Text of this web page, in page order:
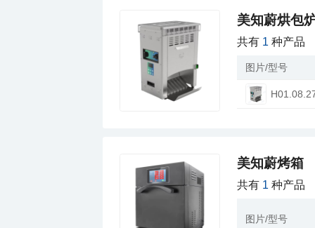
美知蔚烘包
共有 1 种产品
图片/型号
美知蔚烤箱
共有 1 种产品
图片/型号